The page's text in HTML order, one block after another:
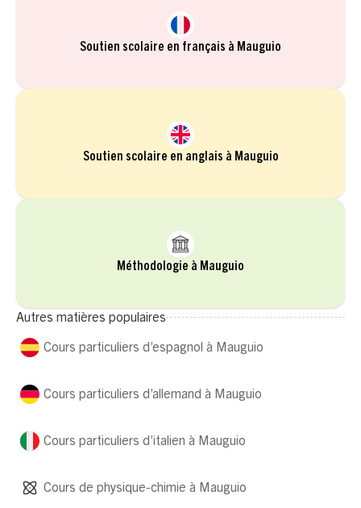
Soutien scolaire en français à Mauguio
Soutien scolaire en anglais à Mauguio
Méthodologie à Mauguio
Autres matières populaires
Cours particuliers d’espagnol à Mauguio
Cours particuliers d’allemand à Mauguio
Cours particuliers d’italien à Mauguio
Cours de physique-chimie à Mauguio